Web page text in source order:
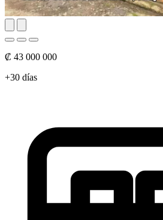
₡ 43 000 000
+30 días